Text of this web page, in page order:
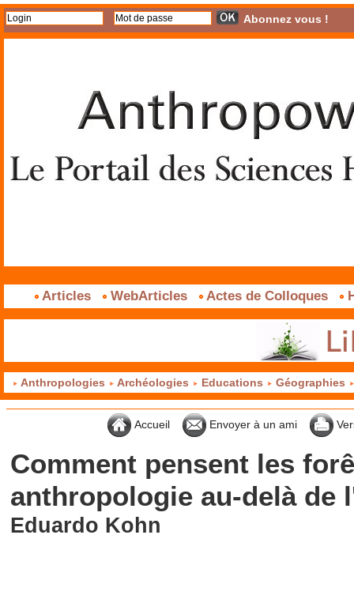
Abonnez vous !
Articles WebArticles Actes de Colloques
Anthropologies Archéologies Educations Géographies
Accueil Envoyer à un ami
Comment pensent les
anthropologie au-delà de
Eduardo Kohn